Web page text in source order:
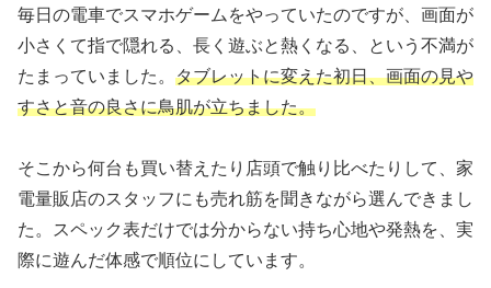
毎日の電車でスマホゲームをやっていたのですが、画面が
小さくて指で隠れる、長く遊ぶと熱くなる、という不満が
たまっていました。 タブレットに変えた初日、画面の見や
すさと音の良さに鳥肌が立ちました。
そこから何台も買い替えたり店頭で触り比べたりして、家
電量販店のスタッフにも売れ筋を聞きながら選んできまし
た。スペック表だけでは分からない持ち心地や発熱を、実
際に遊んだ体感で順位にしています。